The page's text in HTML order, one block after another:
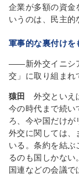
企業が多額の資金
いうのは、民主的
軍事的な裏付けを
――新外交イニシ
交」に取り組まれ
猿田
外交といえ
今の時代まで続い
ろ、今や国だけが
外交に関しては、
いる。条約を結ぶ
るのも国しかない。
国連などの会議